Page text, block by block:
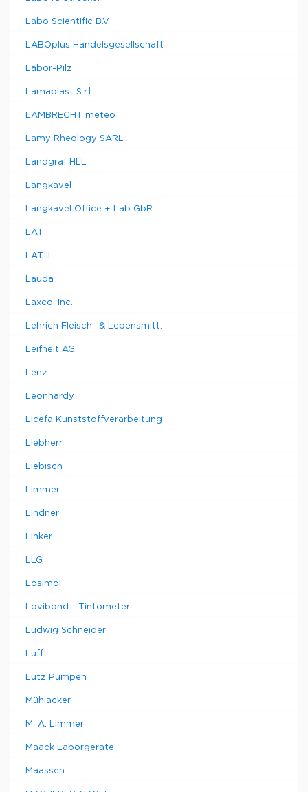
Labo Scientific B.V.
LABOplus Handelsgesellschaft
Labor-Pilz
Lamaplast S.r.l.
LAMBRECHT meteo
Lamy Rheology SARL
Landgraf HLL
Langkavel
Langkavel Office + Lab GbR
LAT
LAT II
Lauda
Laxco, Inc.
Lehrich Fleisch- & Lebensmitt.
Leifheit AG
Lenz
Leonhardy
Licefa Kunststoffverarbeitung
Liebherr
Liebisch
Limmer
Lindner
Linker
LLG
Losimol
Lovibond - Tintometer
Ludwig Schneider
Lufft
Lutz Pumpen
Mühlacker
M. A. Limmer
Maack Laborgerate
Maassen